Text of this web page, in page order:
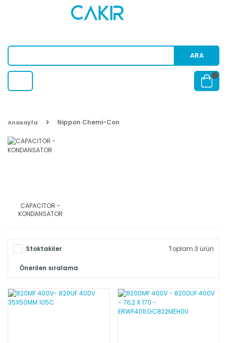
ARA
Anasayfa Nippon Chemi-Con
CAPACITOR -
KONDANSATOR
Stoktakiler Toplam 3 ürün